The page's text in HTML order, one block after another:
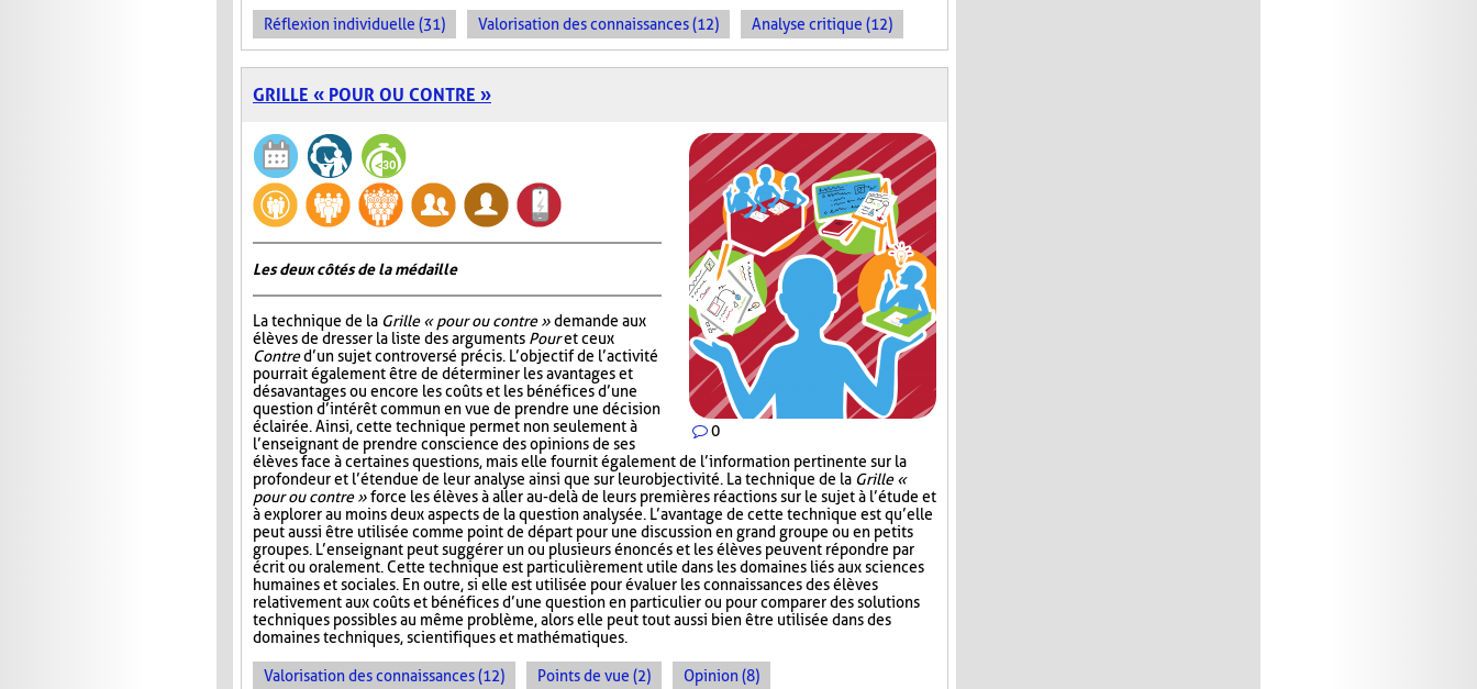
Réflexion individuelle (31) Valorisation des connaissances (12) Analyse critique (12)
GRILLE « POUR OU CONTRE »
0
Les deux côtés de la médaille
La technique de la Grille « pour ou contre »demande aux
élèves de dresser la liste des arguments Pouret ceux
Contred’un sujet controversé précis. L’objectif de l’activité
pourrait également être de déterminer les avantages et
désavantages ou encore les coûts et les bénéfices d’une
question d’intérêt commun en vue de prendre une décision
éclairée. Ainsi, cette technique permet non seulement à
l’enseignant de prendre conscience des opinions de ses
élèves face à certaines questions, mais elle fournit également de l’information pertinente sur la
profondeur et l’étendue de leur analyse ainsi que sur leur objectivité. La technique de la Grille «
pour ou contre »force les élèves à aller au-delà de leurs premières réactions sur le sujet à l’étude et
à explorer au moins deux aspects de la question analysée. L’avantage de cette technique est qu’elle
peut aussi être utilisée comme point de départ pour une discussion en grand groupe ou en petits
groupes. L’enseignant peut suggérer un ou plusieurs énoncés et les élèves peuvent répondre par
écrit ou oralement. Cette technique est particulièrement utile dans les domaines liés aux sciences
humaines et sociales. En outre, si elle est utilisée pour évaluer les connaissances des élèves
relativement aux coûts et bénéfices d’une question en particulier ou pour comparer des solutions
techniques possibles au même problème, alors elle peut tout aussi bien être utilisée dans des
domaines techniques, scientifiques et mathématiques.
Valorisation des connaissances (12) Points de vue (2) Opinion (8)